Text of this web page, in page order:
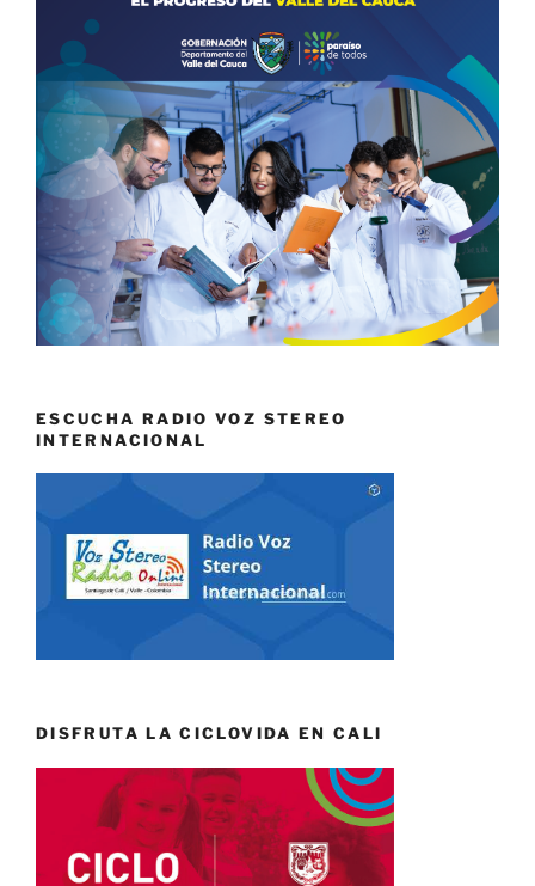
ESCUCHA RADIO VOZ STEREO
INTERNACIONAL
DISFRUTA LA CICLOVIDA EN CALI